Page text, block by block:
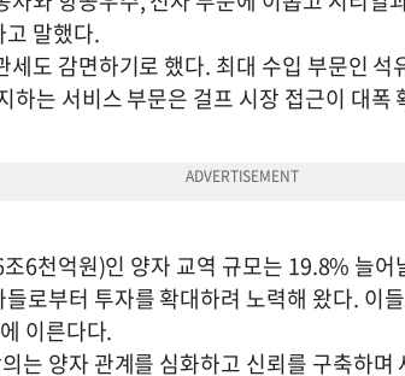
말했다.
세도 감면하기로 했다. 최대 수입 부문인
하는 서비스 부문은 걸프 시장 접근이 대폭
6천억원)인 양자 교역 규모는 19.8% 늘어
로부터 투자를 확대하려 노력해 왔다. 이
이른다다.
는 양자 관계를 심화하고 신뢰를 구축하며